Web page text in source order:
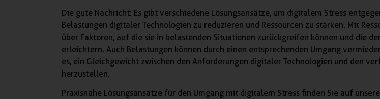
Die gute Nachricht: Es gibt verschiedene Lösungsansätze, um digitalem Stress
Belastungen digitaler Technologien zu reduzieren und Ressourcen zu stärken. Mit
über Faktoren, auf die sie in belastenden Situationen zurückgreifen können und die
erleichtern. Auch Belastungen können durch einen entsprechenden Umgang
es, ein Gleichgewicht zwischen den Anforderungen digitaler Technologien und den
herzustellen.
Praxisnahe Lösungsansätze für den Umgang mit digitalem Stress finden Sie auf